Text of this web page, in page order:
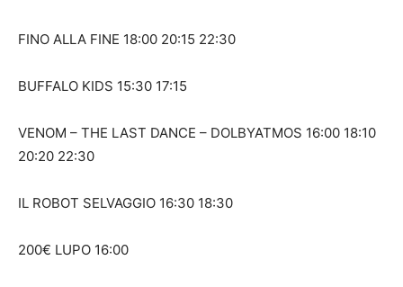
FINO ALLA FINE 18:00 20:15 22:30
BUFFALO KIDS 15:30 17:15
VENOM – THE LAST DANCE – DOLBYATMOS 16:00 18:10
20:20 22:30
IL ROBOT SELVAGGIO 16:30 18:30
200€ LUPO 16:00